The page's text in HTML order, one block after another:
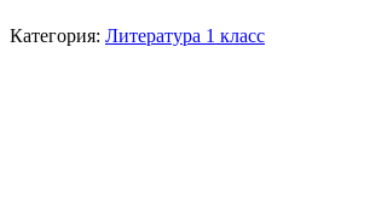
Категория: Литература 1 класс